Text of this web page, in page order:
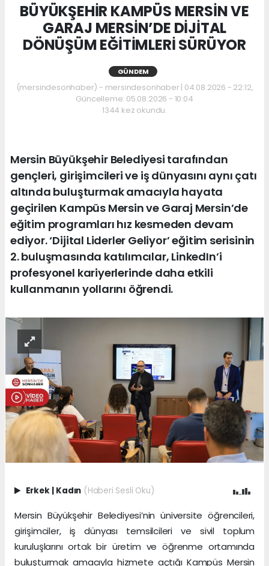
BÜYÜKŞEHİR KAMPÜS MERSİN VE
GARAJ MERSİN’DE DİJİTAL
DÖNÜŞÜM EĞİTİMLERİ SÜRÜYOR
GÜNDEM
(mersindesonhaber) - mersindesonhaber | 04.08.2026 - 22:12,
Güncelleme: 05.08.2026 - 10:04
1344 kez okundu.
Mersin Büyükşehir Belediyesi tarafından
gençleri, girişimcileri ve iş dünyasını aynı çatı
altında buluşturmak amacıyla hayata
geçirilen Kampüs Mersin ve Garaj Mersin’de
eğitim programları hız kesmeden devam
ediyor. ‘Dijital Liderler Geliyor’ eğitim serisinin
2. buluşmasında katılımcılar, LinkedIn’i
profesyonel kariyerlerinde daha etkili
kullanmanın yollarını öğrendi.
Erkek | Kadın (Haberi Sesli Oku)
Mersin Büyükşehir Belediyesi’nin üniversite öğrencileri,
girişimciler, iş dünyası temsilcileri ve sivil toplum
kuruluşlarını ortak bir üretim ve öğrenme ortamında
buluşturmak amacıyla hizmete açtığı Kampüs Mersin